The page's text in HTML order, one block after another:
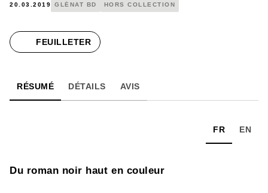
20.03.2019 GLÉNAT BD HORS COLLECTION
FEUILLETER
RÉSUMÉ DÉTAILS AVIS
FR EN
Du roman noir haut en couleur